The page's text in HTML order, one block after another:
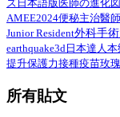
ズ日本語版医師の進化図
AMEE2024便秘主治醫師
Junior Resident外科手術
earthquake3d 日本達人本
提升保護力接種疫苗玫
所有貼文